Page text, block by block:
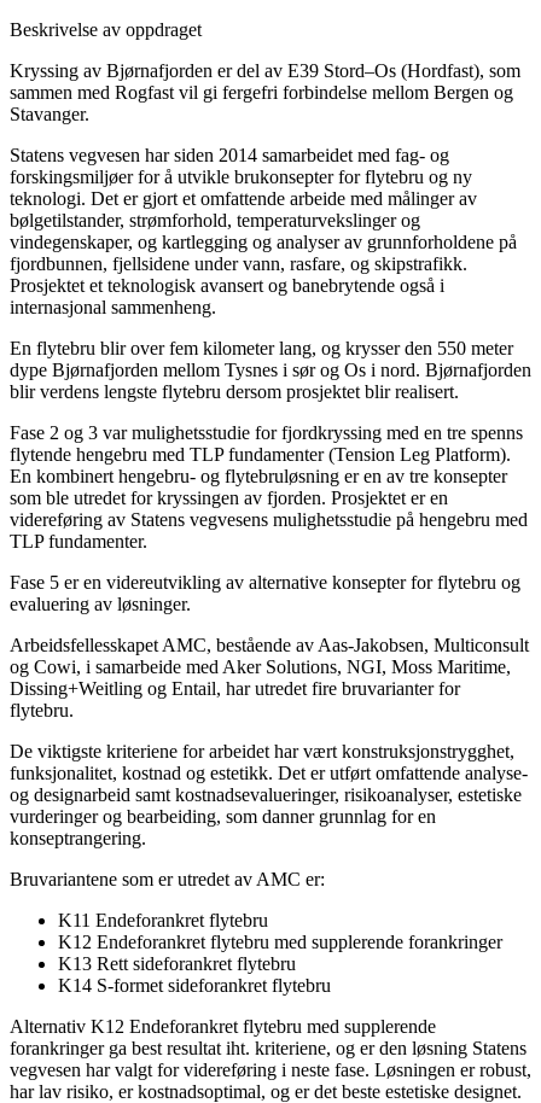
Beskrivelse av oppdraget
Kryssing av Bjørnafjorden er del av E39 Stord–Os (Hordfast), som
sammen med Rogfast vil gi fergefri forbindelse mellom Bergen og
Stavanger.
Statens vegvesen har siden 2014 samarbeidet med fag- og
forskingsmiljøer for å utvikle brukonsepter for flytebru og ny
teknologi. Det er gjort et omfattende arbeide med målinger av
bølgetilstander, strømforhold, temperaturvekslinger og
vindegenskaper, og kartlegging og analyser av grunnforholdene på
fjordbunnen, fjellsidene under vann, rasfare, og skipstrafikk.
Prosjektet et teknologisk avansert og banebrytende også i
internasjonal sammenheng.
En flytebru blir over fem kilometer lang, og krysser den 550 meter
dype Bjørnafjorden mellom Tysnes i sør og Os i nord. Bjørnafjorden
blir verdens lengste flytebru dersom prosjektet blir realisert.
Fase 2 og 3 var mulighetsstudie for fjordkryssing med en tre spenns
flytende hengebru med TLP fundamenter (Tension Leg Platform).
En kombinert hengebru- og flytebruløsning er en av tre konsepter
som ble utredet for kryssingen av fjorden. Prosjektet er en
videreføring av Statens vegvesens mulighetsstudie på hengebru med
TLP fundamenter.
Fase 5 er en videreutvikling av alternative konsepter for flytebru og
evaluering av løsninger.
Arbeidsfellesskapet AMC, bestående av Aas-Jakobsen, Multiconsult
og Cowi, i samarbeide med Aker Solutions, NGI, Moss Maritime,
Dissing+Weitling og Entail, har utredet fire bruvarianter for
flytebru.
De viktigste kriteriene for arbeidet har vært konstruksjonstrygghet,
funksjonalitet, kostnad og estetikk. Det er utført omfattende analyse-
og designarbeid samt kostnadsevalueringer, risikoanalyser, estetiske
vurderinger og bearbeiding, som danner grunnlag for en
konseptrangering.
Bruvariantene som er utredet av AMC er:
K11 Endeforankret flytebru
K12 Endeforankret flytebru med supplerende forankringer
K13 Rett sideforankret flytebru
K14 S-formet sideforankret flytebru
Alternativ K12 Endeforankret flytebru med supplerende
forankringer ga best resultat iht. kriteriene, og er den løsning Statens
vegvesen har valgt for videreføring i neste fase. Løsningen er robust,
har lav risiko, er kostnadsoptimal, og er det beste estetiske designet.